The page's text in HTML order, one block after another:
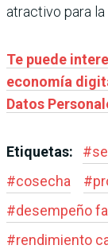
atractivo para la
Te puede
economía
Datos
Etiquetas: #
#cosecha #
#desempeño
#rendimiento